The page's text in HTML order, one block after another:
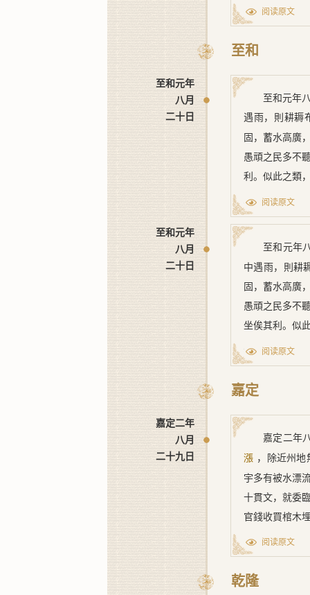
阅读原文
至和
至和元年
八月
二十日
至和元年
遇雨，則耕耨
固，蓄水高廣
愚頑之民多不
利。似此之類
受其弊，故不
京西等路每歲
有虚歲。伏知
利，亦不能勤
無由糾集，所
逐縣將元籍所
有田段畝數，
頭、陂長監
視差夫條約。
來堙塞遺跡，
作，多起訟端
舊跡，亦當
水面侵却不係
給文貼，令董
溉，不得壅障
情理重者，嚴
阅读原文
至和元年
八月
二十日
至和元年
中遇雨，則耕
固，蓄水高廣
愚頑之民多不
坐俟其利。似
之家，常受
路，每歲初春
歲。伏知江淮
集，所興之工
元籍所管及
據實户遠近，
催，本州差逐
雖完固，亦須
地勢合有可以
陂塘乾淺退出
官司不爲研窮
利衆。其有水
阅读原文
嘉定
嘉定二年
八月
二十九日
嘉定二年
漲 ，除近州
宇多有被水漂
十貫文，就委
官錢收買棺木
申，除邊江
內，無人識認
户，倒塌渰浸
阅读原文
乾隆